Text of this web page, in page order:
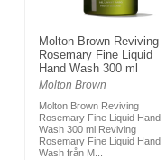
Molton Brown Reviving
Rosemary Fine Liquid
Hand Wash 300 ml
Molton Brown
Molton Brown Reviving
Rosemary Fine Liquid Hand
Wash 300 ml Reviving
Rosemary Fine Liquid Hand
Wash från M...